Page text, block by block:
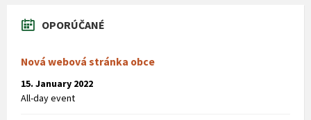
OPORÚČANÉ
Nová webová stránka obce
15. January 2022
All-day event